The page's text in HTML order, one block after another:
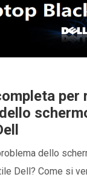
per
dello
Dell? Come si